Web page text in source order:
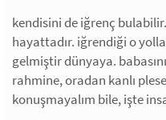
kendisini de iğrenç
hayattadır. iğrendiği o
gelmiştir dünyaya.
rahmine, oradan kanlı
konuşmayalım bile, işte